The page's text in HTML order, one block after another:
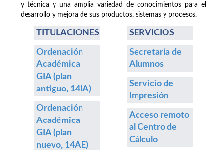
y técnica y una amplia variedad de conocimientos para el
desarrollo y mejora de sus productos, sistemas y procesos.
TITULACIONES
Ordenación
Académica
GIA (plan
antiguo, 14IA)
Ordenación
Académica
GIA (plan
nuevo, 14AE)
SERVICIOS
Secretaría de
Alumnos
Servicio de
Impresión
Acceso remoto
al Centro de
Cálculo